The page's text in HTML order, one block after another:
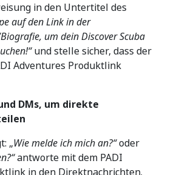
in den Untertitel des
auf den Link in der
um dein Discover Scuba
und stelle sicher, dass der
Adventures Produktlink
DMs, um direkte
„Wie melde ich mich an?“oder
antworte mit dem PADI
in den Direktnachrichten.